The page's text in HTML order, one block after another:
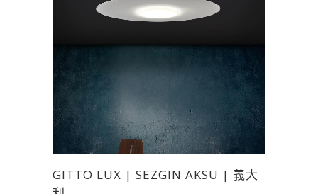
GITTO LUX | SEZGIN AKSU | 義大